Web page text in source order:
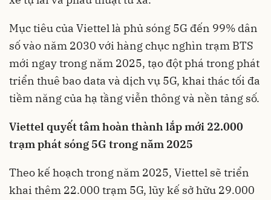
Mục tiêu của Viettel là phủ sóng 5G đến 99% dân
số vào năm 2030 với hàng chục nghìn trạm BTS
mới ngay trong năm 2025, tạo đột phá trong phát
triển thuê bao data và dịch vụ 5G, khai thác tối đa
tiềm năng của hạ tầng viễn thông và nền tảng số.
Viettel quyết tâm hoàn thành lắp mới 22.000
trạm phát sóng 5G trong năm 2025
Theo kế hoạch trong năm 2025, Viettel sẽ triển
khai thêm 22.000 trạm 5G, lũy kế sở hữu 29.000